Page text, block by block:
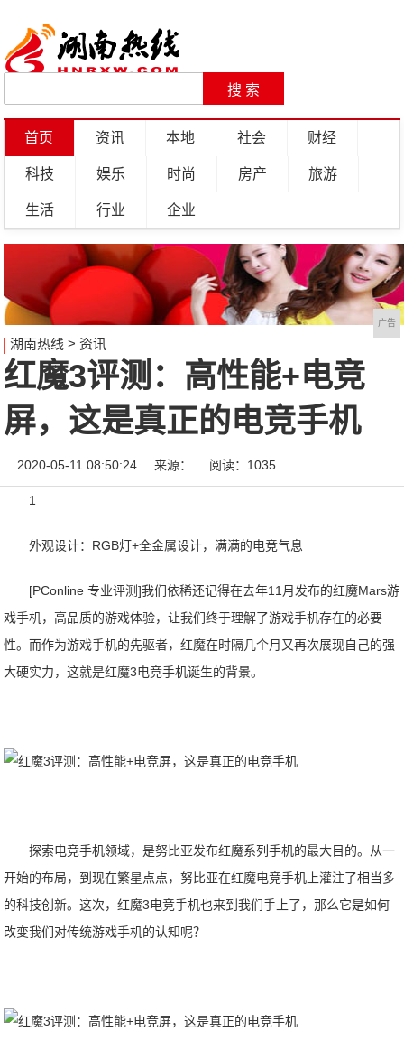
首页 资讯 本地 社会 财经
科技 娱乐 时尚 房产 旅游
生活 行业 企业
广告
湖南热线 > 资讯
红魔3评测：高性能+电竞
屏，这是真正的电竞手机
2020-05-11 08:50:24 来源： 阅读：1035
1
外观设计：RGB灯+全金属设计，满满的电竞气息
[PConline 专业评测]我们依稀还记得在去年11月发布的红魔Mars游
戏手机，高品质的游戏体验，让我们终于理解了游戏手机存在的必要
性。而作为游戏手机的先驱者，红魔在时隔几个月又再次展现自己的强
大硬实力，这就是红魔3电竞手机诞生的背景。
探索电竞手机领域，是努比亚发布红魔系列手机的最大目的。从一
开始的布局，到现在繁星点点，努比亚在红魔电竞手机上灌注了相当多
的科技创新。这次，红魔3电竞手机也来到我们手上了，那么它是如何
改变我们对传统游戏手机的认知呢？